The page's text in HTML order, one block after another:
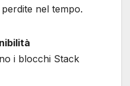
nel tempo.
i blocchi Stack